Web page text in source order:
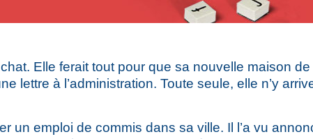
Elle ferait tout pour que sa nouvelle maison
lettre à l’administration. Toute seule, elle n’y
un emploi de commis dans sa ville. Il l’a vu